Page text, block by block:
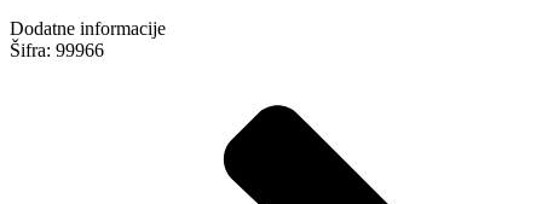
Dodatne informacije
Šifra: 99966